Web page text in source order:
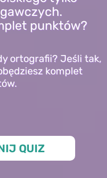
punktów?
ortografii? Jeśli tak,
komplet
QUIZ